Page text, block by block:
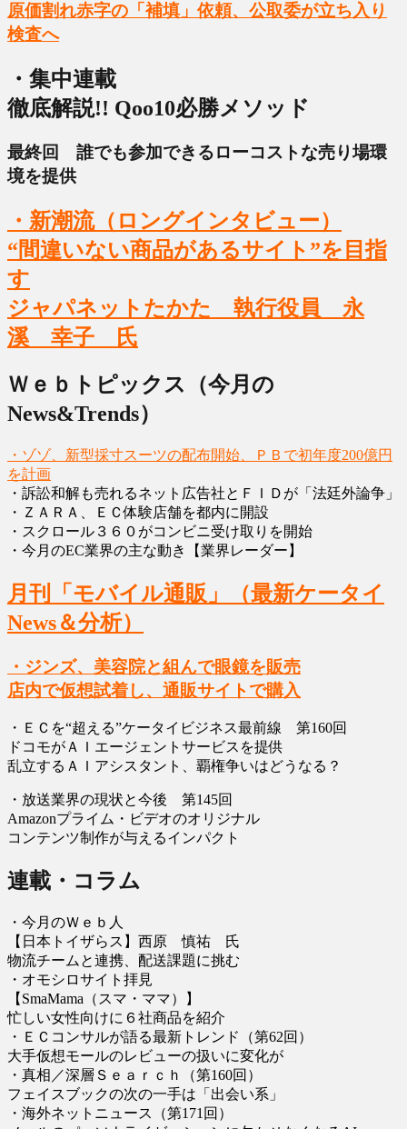
原価割れ赤字の「補填」依頼、公取委が立ち入り
検査へ
・集中連載
徹底解説!! Qoo10必勝メソッド
最終回 誰でも参加できるローコストな売り場環
境を提供
・新潮流（ロングインタビュー）
“間違いない商品があるサイト”を目指
す
ジャパネットたかた 執行役員 永
溪 幸子 氏
Ｗｅｂトピックス（今月の
News&Trends）
・ゾゾ、新型採寸スーツの配布開始、ＰＢで初年度200億円
を計画
・訴訟和解も売れるネット広告社とＦＩＤが「法廷外論争」
・ＺＡＲＡ、ＥＣ体験店舗を都内に開設
・スクロール３６０がコンビニ受け取りを開始
・今月のEC業界の主な動き【業界レーダー】
月刊「モバイル通販」（最新ケータイ
News＆分析）
・ジンズ、美容院と組んで眼鏡を販売
店内で仮想試着し、通販サイトで購入
・ＥＣを“超える”ケータイビジネス最前線 第160回
ドコモがＡＩエージェントサービスを提供
乱立するＡＩアシスタント、覇権争いはどうなる？
・放送業界の現状と今後 第145回
Amazonプライム・ビデオのオリジナル
コンテンツ制作が与えるインパクト
連載・コラム
・今月のＷｅｂ人
【日本トイザらス】西原 慎祐 氏
物流チームと連携、配送課題に挑む
・オモシロサイト拝見
【SmaMama（スマ・ママ）】
忙しい女性向けに６社商品を紹介
・ＥＣコンサルが語る最新トレンド（第62回）
大手仮想モールのレビューの扱いに変化が
・真相／深層Ｓｅａｒｃｈ（第160回）
フェイスブックの次の一手は「出会い系」
・海外ネットニュース（第171回）